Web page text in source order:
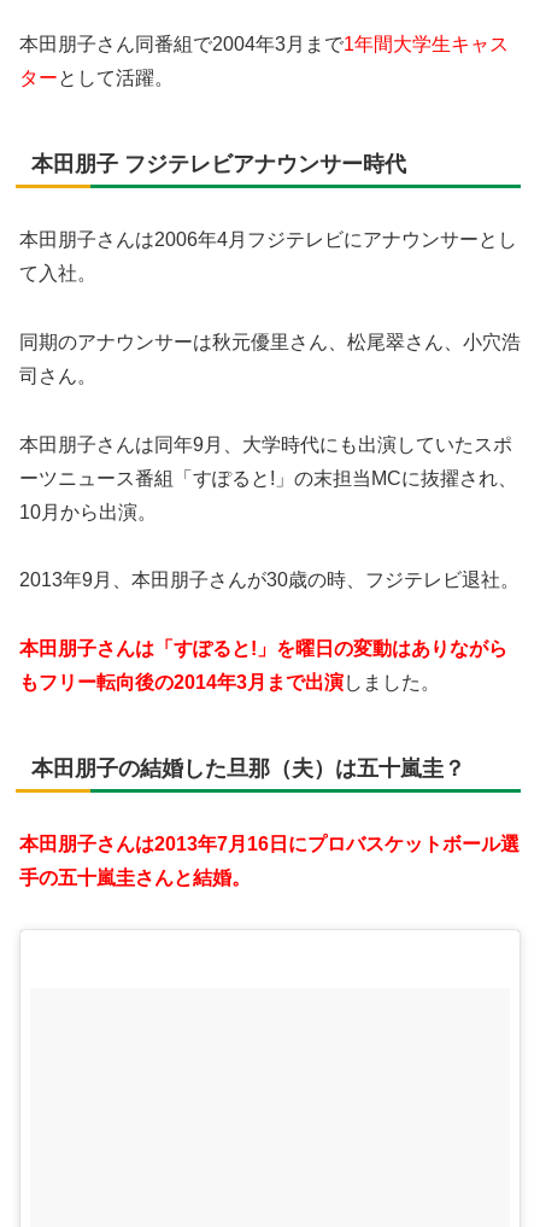
本田朋子さん同番組で2004年3月まで1年間大学生キャス
ターとして活躍。
本田朋子 フジテレビアナウンサー時代
本田朋子さんは2006年4月フジテレビにアナウンサーとし
て入社。
同期のアナウンサーは秋元優里さん、松尾翠さん、小穴浩
司さん。
本田朋子さんは同年9月、大学時代にも出演していたスポ
ーツニュース番組「すぽると!」の末担当MCに抜擢され、
10月から出演。
2013年9月、本田朋子さんが30歳の時、フジテレビ退社。
本田朋子さんは「すぽると!」を曜日の変動はありながら
もフリー転向後の2014年3月まで出演しました。
本田朋子の結婚した旦那（夫）は五十嵐圭？
本田朋子さんは2013年7月16日にプロバスケットボール選
手の五十嵐圭さんと結婚。